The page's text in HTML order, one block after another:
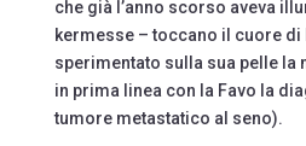
che già l’anno scorso aveva
kermesse – toccano il cuore di
sperimentato sulla sua pelle la
in prima linea con la Favo la
tumore metastatico al seno).